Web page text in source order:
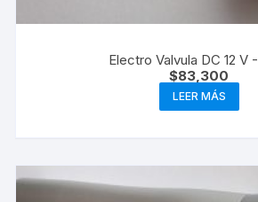
Electro Valvula DC 12 V
$83,300
LEER MÁS